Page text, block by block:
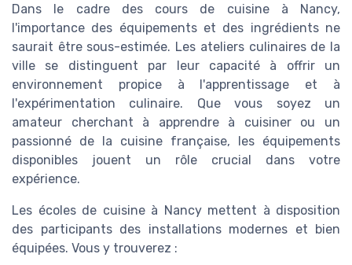
Dans le cadre des cours de cuisine à Nancy,
l'importance des équipements et des ingrédients ne
saurait être sous-estimée. Les ateliers culinaires de la
ville se distinguent par leur capacité à offrir un
environnement propice à l'apprentissage et à
l'expérimentation culinaire. Que vous soyez un
amateur cherchant à apprendre à cuisiner ou un
passionné de la cuisine française, les équipements
disponibles jouent un rôle crucial dans votre
expérience.
Les écoles de cuisine à Nancy mettent à disposition
des participants des installations modernes et bien
équipées. Vous y trouverez :